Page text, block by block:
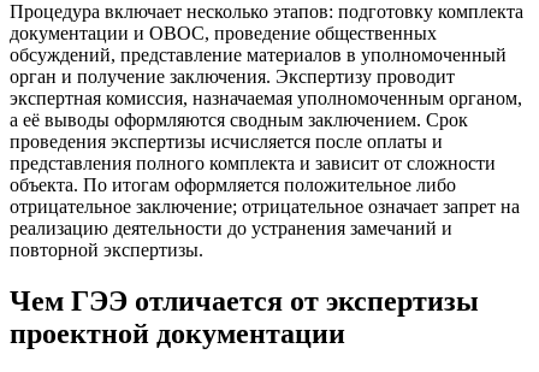
Процедура включает несколько этапов: подготовку комплекта
документации и ОВОС, проведение общественных
обсуждений, представление материалов в уполномоченный
орган и получение заключения. Экспертизу проводит
экспертная комиссия, назначаемая уполномоченным органом,
а её выводы оформляются сводным заключением. Срок
проведения экспертизы исчисляется после оплаты и
представления полного комплекта и зависит от сложности
объекта. По итогам оформляется положительное либо
отрицательное заключение; отрицательное означает запрет на
реализацию деятельности до устранения замечаний и
повторной экспертизы.
Чем ГЭЭ отличается от экспертизы
проектной документации